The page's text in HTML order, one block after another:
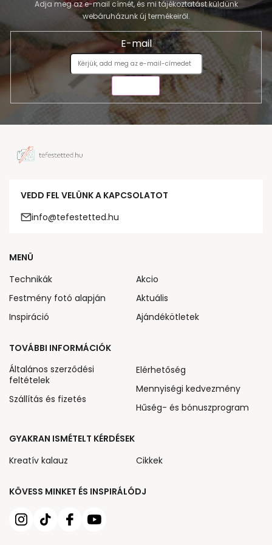
Adja meg az e-mail címét, és mi tájékoztatást küldünk
webáruházunk új termékeiről.
E-mail
VEDD FEL VELÜNK A KAPCSOLATOT
info@tefestetted.hu
KÖVESS MINKET ÉS INSPIRÁLÓDJ
MENÜ
Technikák
Festmény fotó alapján
Inspiráció
Akcio
Aktuális
Ajándékötletek
TOVÁBBI INFORMÁCIÓK
Általános szerződési
feltételek
Szállítás és fizetés
Elérhetőség
Mennyiségi kedvezmény
Hűség- és bónuszprogram
GYAKRAN ISMÉTELT KÉRDÉSEK
Kreatív kalauz
Cikkek